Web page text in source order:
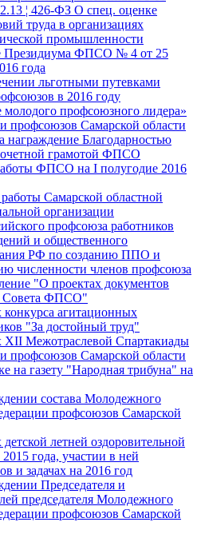
¦ 426-ФЗ О спец. оценке
труда в организациях
промышленности
Президиума ФПСО № 4 от 25
года
льготными путевками
в 2016 году
профсоюзного лидера»
профсоюзов Самарской области
награждение Благодарностью
грамотой ФПСО
ФПСО на I полугодие 2016
Самарской областной
организации
профсоюза работников
и общественного
РФ по созданию ППО и
численности членов профсоюза
"О проектах документов
Совета ФПСО"
конкурса агитационных
"За достойный труд"
XII Межотраслевой Спартакиады
профсоюзов Самарской области
на газету "Народная трибуна" на
состава Молодежного
профсоюзов Самарской
летней оздоровительной
года, участии в ней
и задачах на 2016 год
Председателя и
председателя Молодежного
профсоюзов Самарской